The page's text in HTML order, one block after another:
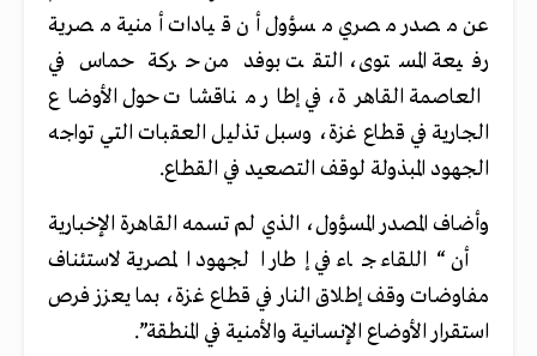
عن مصدر مصري مسؤول أن قيادات أمنية مصرية
رفيعة المستوى، التقت بوفد من حركة حماس في
العاصمة القاهرة، في إطار مناقشات حول الأوضاع
الجارية في قطاع غزة، وسبل تذليل العقبات التي تواجه
الجهود المبذولة لوقف التصعيد في القطاع.
وأضاف المصدر المسؤول، الذي لم تسمه القاهرة الإخبارية
أن “اللقاء جاء في إطار الجهود المصرية لاستئناف
مفاوضات وقف إطلاق النار في قطاع غزة، بما يعزز فرص
استقرار الأوضاع الإنسانية والأمنية في المنطقة”.